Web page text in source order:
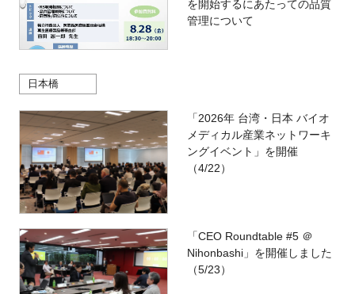
を開始するにあたっての品質
管理について
日本橋
「2026年 台湾・日本 バイオ
メディカル産業ネットワーキ
ングイベント」を開催
（4/22）
「CEO Roundtable #5 ＠
Nihonbashi」を開催しました
（5/23）